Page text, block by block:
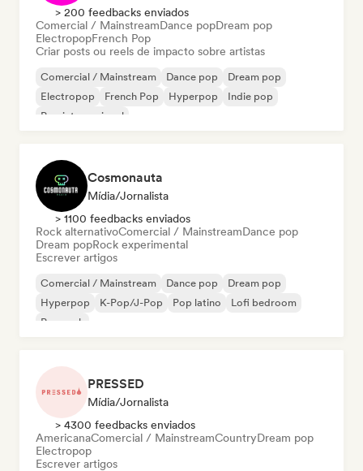
> 200 feedbacks enviados
Comercial / MainstreamDance popDream pop
ElectropopFrench Pop
Criar posts ou reels de impacto sobre artistas
Comercial / Mainstream Dance pop
Dream pop
Electropop
French Pop Hyperpop
Indie pop
Pop internacional
Cosmonauta
Mídia/Jornalista
> 1100 feedbacks enviados
Rock alternativoComercial / MainstreamDance pop
Dream popRock experimental
Escrever artigos
Comercial / Mainstream Dance pop
Dream pop
Hyperpop
K-Pop/J-Pop Pop latino
Lofi bedroom
Pop rock
PRESSED
Mídia/Jornalista
> 4300 feedbacks enviados
AmericanaComercial / MainstreamCountryDream pop
Electropop
Escrever artigos